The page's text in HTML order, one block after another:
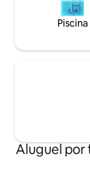
Piscina
Aluguel por